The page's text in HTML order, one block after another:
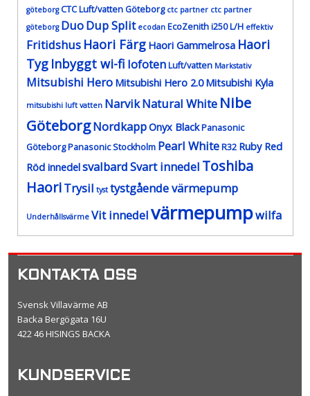
göteborg CTC Luft/vatten Göteborg ctc partner ctc partner
göteborg DuoDup Split ecodan EcoZenith i250 L/H effektiv
Fritidshus Haori Färg Haori Gammelrosa Haori
Tyg Inbyggt wi-fi lofotenLuft/vatten Markstativ
Mitsubishi Hero Mitsubishi Hero 2.0 Mitsubishi Kyla
mitsubishi luft vatten NarvikNatural White Nibe
GöteborgNordkappOnyx BlackPanasonic
GöteborgPanasonic Stockholm Pearl WhiteR32 Ruby Red
Röd innedelsvalbardSvart innedel Toshiba
HaoriTrysil tyst tystgående värmepump
Underhållsvärme Vit innedelvärmepumpwilfa
KONTAKTA OSS
Svensk Villavärme AB
Backa Bergögata 16U
422 46 HISINGS BACKA
KUNDSERVICE